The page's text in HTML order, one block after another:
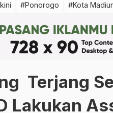
#Ponorogo #Kota
Terjang
Lakukan